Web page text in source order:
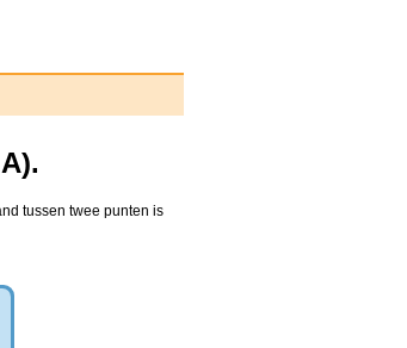
tussen twee punten is